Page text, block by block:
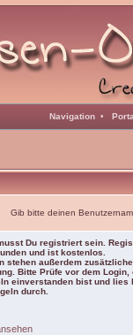
Navigation •
Gib bitte deinen
Du registriert sein.
und ist kostenlos.
stehen außerdem zusätzliche
Bitte Prüfe vor dem Login,
einverstanden bist und lies
durch.